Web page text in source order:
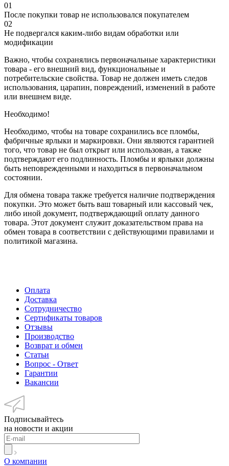
01
После покупки товар не использовался покупателем
02
Не подвергался каким-либо видам обработки или
модификации
Важно, чтобы сохранялись первоначальные характеристики
товара - его внешний вид, функциональные и
потребительские свойства. Товар не должен иметь следов
использования, царапин, повреждений, изменений в работе
или внешнем виде.
Необходимо!
Необходимо, чтобы на товаре сохранились все пломбы,
фабричные ярлыки и маркировки. Они являются гарантией
того, что товар не был открыт или использован, а также
подтверждают его подлинность. Пломбы и ярлыки должны
быть неповрежденными и находиться в первоначальном
состоянии.
Для обмена товара также требуется наличие подтверждения
покупки. Это может быть ваш товарный или кассовый чек,
либо иной документ, подтверждающий оплату данного
товара. Этот документ служит доказательством права на
обмен товара в соответствии с действующими правилами и
политикой магазина.
Оплата
Доставка
Сотрудничество
Сертификаты товаров
Отзывы
Производство
Возврат и обмен
Статьи
Вопрос - Ответ
Гарантии
Вакансии
Подписывайтесь
на новости и акции
О компании